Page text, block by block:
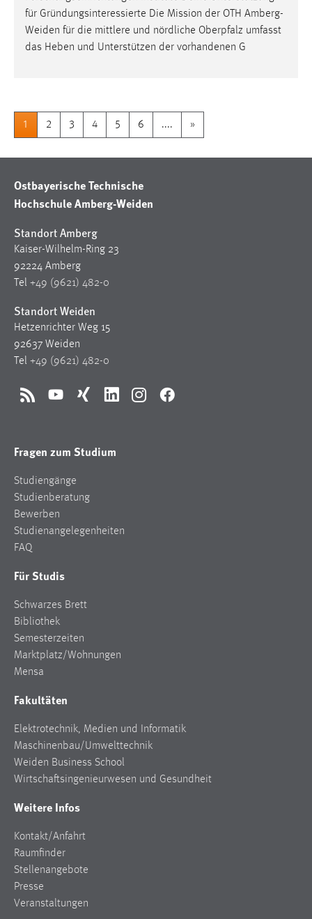
für Gründungsinteressierte Die Mission der OTH Amberg-
Weiden für die mittlere und nördliche Oberpfalz umfasst
das Heben und Unterstützen der vorhandenen G
1 2 3 4 5 6 .... »
Ostbayerische Technische
Hochschule Amberg-Weiden
Standort Amberg
Kaiser-Wilhelm-Ring 23
92224 Amberg
Tel +49 (9621) 482-0
Standort Weiden
Hetzenrichter Weg 15
92637 Weiden
Tel +49 (9621) 482-0
RSS YouTubeXing LinkedInInstagramFacebook
Fragen zum Studium
Studiengänge
Studienberatung
Bewerben
Studienangelegenheiten
FAQ
Für Studis
Schwarzes Brett
Bibliothek
Semesterzeiten
Marktplatz/Wohnungen
Mensa
Fakultäten
Elektrotechnik, Medien und Informatik
Maschinenbau/Umwelttechnik
Weiden Business School
Wirtschaftsingenieurwesen und Gesundheit
Weitere Infos
Kontakt/Anfahrt
Raumfinder
Stellenangebote
Presse
Veranstaltungen